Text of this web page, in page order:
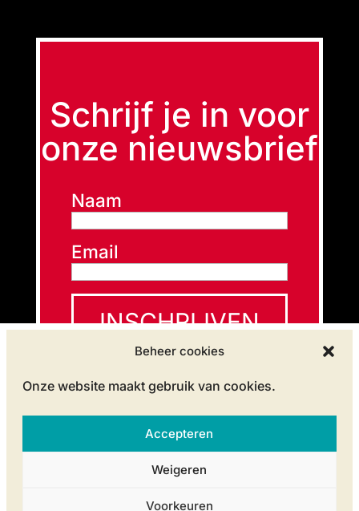
Beheer cookies
Onze website maakt gebruik van cookies.
Accepteren
Weigeren
Voorkeuren
Schrijf je in voor
onze nieuwsbrief
Naam
Email
INSCHRIJVEN
disclaimer privacy cookiebeleid